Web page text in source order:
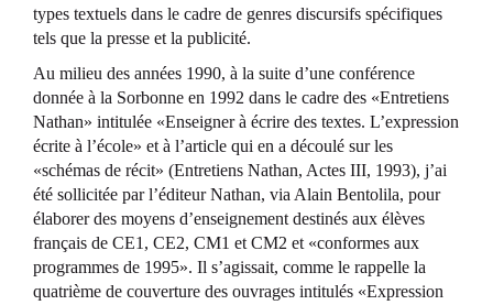
types textuels dans le cadre de genres discursifs spécifiques
tels que la presse et la publicité.
Au milieu des années 1990, à la suite d’une conférence
donnée à la Sorbonne en 1992 dans le cadre des «Entretiens
Nathan» intitulée «Enseigner à écrire des textes. L’expression
écrite à l’école» et à l’article qui en a découlé sur les
«schémas de récit» (Entretiens Nathan, Actes III, 1993), j’ai
été sollicitée par l’éditeur Nathan, via Alain Bentolila, pour
élaborer des moyens d’enseignement destinés aux élèves
français de CE1, CE2, CM1 et CM2 et «conformes aux
programmes de 1995». Il s’agissait, comme le rappelle la
quatrième de couverture des ouvrages intitulés «Expression